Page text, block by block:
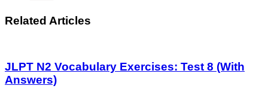
Related Articles
JLPT N2 Vocabulary Exercises: Test 8 (With
Answers)